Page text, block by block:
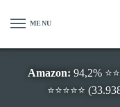
MENU
Amazon: 94,2%
⭐⭐⭐⭐⭐